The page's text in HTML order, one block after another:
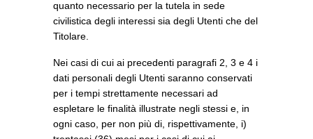
quanto necessario per la tutela in sede
civilistica degli interessi sia degli Utenti che del
Titolare.
Nei casi di cui ai precedenti paragrafi 2, 3 e 4 i
dati personali degli Utenti saranno conservati
per i tempi strettamente necessari ad
espletare le finalità illustrate negli stessi e, in
ogni caso, per non più di, rispettivamente, i)